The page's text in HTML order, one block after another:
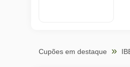
Cupões em destaque